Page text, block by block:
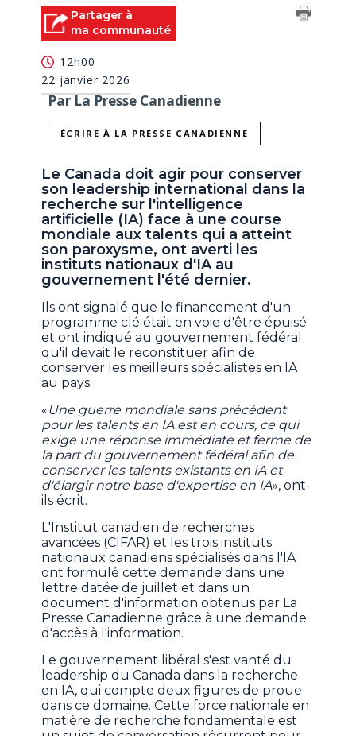
Partager à
ma communauté
12h00
22 janvier 2026
Par La Presse Canadienne
ÉCRIRE À LA PRESSE CANADIENNE
Le Canada doit agir pour conserver
son leadership international dans la
recherche sur l'intelligence
artificielle (IA) face à une course
mondiale aux talents qui a atteint
son paroxysme, ont averti les
instituts nationaux d'IA au
gouvernement l'été dernier.
Ils ont signalé que le financement d'un
programme clé était en voie d'être épuisé
et ont indiqué au gouvernement fédéral
qu'il devait le reconstituer afin de
conserver les meilleurs spécialistes en IA
au pays.
«Une guerre mondiale sans précédent
pour les talents en IA est en cours, ce qui
exige une réponse immédiate et ferme de
la part du gouvernement fédéral afin de
conserver les talents existants en IA et
d'élargir notre base d'expertise en IA», ont-
ils écrit.
L'Institut canadien de recherches
avancées (CIFAR) et les trois instituts
nationaux canadiens spécialisés dans l'IA
ont formulé cette demande dans une
lettre datée de juillet et dans un
document d'information obtenus par La
Presse Canadienne grâce à une demande
d'accès à l'information.
Le gouvernement libéral s'est vanté du
leadership du Canada dans la recherche
en IA, qui compte deux figures de proue
dans ce domaine. Cette force nationale en
matière de recherche fondamentale est